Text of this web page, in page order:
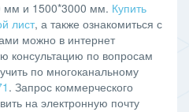
мм и 1500*3000 мм. Купить
лист, а также ознакомиться с
можно в интернет
консультацию по вопросам
по многоканальному
. Запрос коммерческого
на электронную почту